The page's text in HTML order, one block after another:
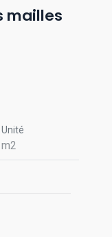
mailles
Unité
m2